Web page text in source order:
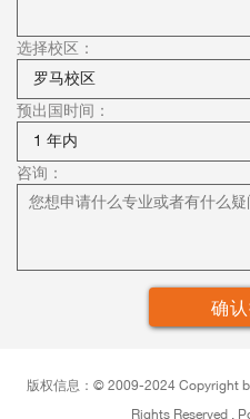
选择校区：
预出国时间：
咨询：
版权信息：© 2009-2024 Copyright
Rights Reserved .